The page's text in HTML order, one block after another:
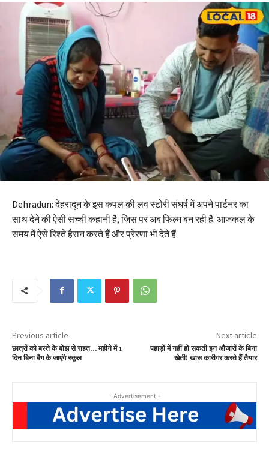
Dehradun: देहरादून के इस कपल की लव स्टोरी संघर्ष में अपने पार्टनर का
साथ देने की ऐसी सच्ची कहानी है, जिस पर अब फिल्म बन रही है. आजकल के
समय में ऐसे रिश्ते हैरान करते हैं और प्रेरणा भी देते हैं.
Previous article
छात्रों को बस्ते के बोझ से राहत… महीने में 1
दिन बिना बैग के जाएंगे स्कूल
Next article
पहाड़ों में नहीं हो सकती इन औजारों के बिना
खेती! खास कारीगर करते हैं तैयार
- Advertisement -